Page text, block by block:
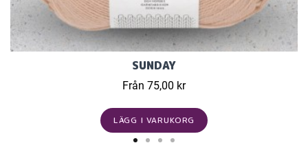
SUNDAY
Från 75,00 kr
LÄGG I VARUKORG